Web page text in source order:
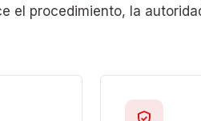
el procedimiento, la